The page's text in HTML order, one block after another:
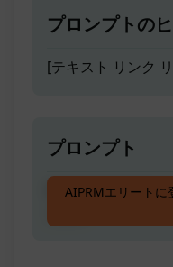
プロンプトの
[テキスト リンク
プロンプト
Facebookのテキ
AIPRMエリートに